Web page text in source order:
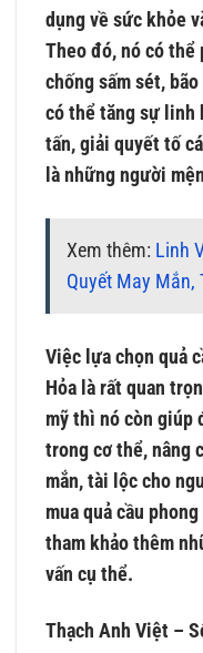
dụng về sức khỏe
Theo đó, nó có thể
chống sấm sét,
có thể tăng sự linh
tấn, giải quyết tố
là những người
Xem thêm: Linh
Quyết May Mắn,
Việc lựa chọn quả
Hỏa là rất quan
mỹ thì nó còn giúp
trong cơ thể, nâng
mắn, tài lộc cho
mua quả cầu
tham khảo thêm
vấn cụ thể.
Thạch Anh Việt –